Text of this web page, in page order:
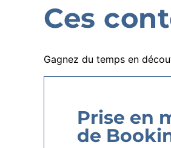
Ces
Gagnez du temps en
Prise en
de